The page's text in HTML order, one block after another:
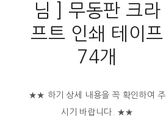
님 ] 무동판 크라
프트 인쇄 테이프
74개
★★ 하기 상세 내용을 꼭 확인하여 주
시기 바랍니다. ★★